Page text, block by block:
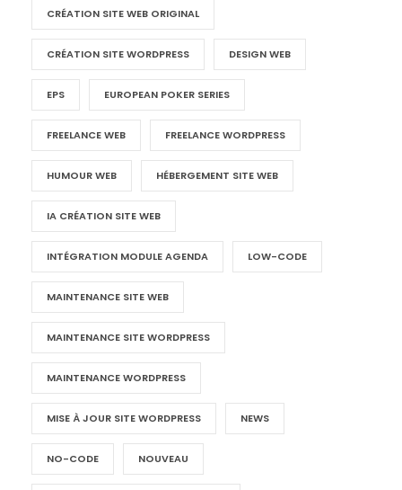
CRÉATION SITE WEB ORIGINAL
CRÉATION SITE WORDPRESS DESIGN WEB
EPS EUROPEAN POKER SERIES
FREELANCE WEB FREELANCE WORDPRESS
HUMOUR WEB HÉBERGEMENT SITE WEB
IA CRÉATION SITE WEB
INTÉGRATION MODULE AGENDA LOW-CODE
MAINTENANCE SITE WEB
MAINTENANCE SITE WORDPRESS
MAINTENANCE WORDPRESS
MISE À JOUR SITE WORDPRESS NEWS
NO-CODE NOUVEAU